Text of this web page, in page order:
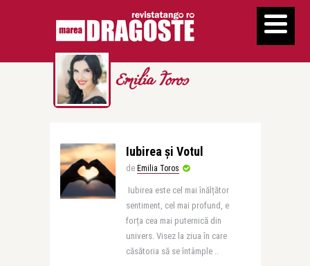
Emilia Toros
Iubirea și Votul
de Emilia Toros
Iubirea este cel mai înălțător
sentiment, cel mai profund, e
forța cea mai puternică din
univers. Visez la ziua în care
căsătoria să se întâmple ..